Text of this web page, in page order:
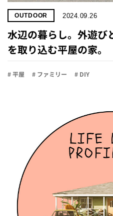
OUTDOOR 2024.09.26
水辺の暮らし。外遊び
を取り込む平屋の家。
# 平屋 # ファミリー # DIY